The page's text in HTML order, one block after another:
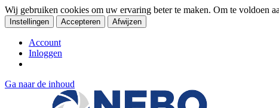
Wij gebruiken cookies om uw ervaring beter te maken. Om te voldoen
Instellingen Accepteren Afwijzen
Account
Inloggen
Ga naar de inhoud